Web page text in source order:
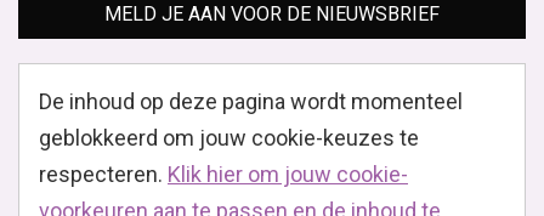
MELD JE AAN VOOR DE NIEUWSBRIEF
De inhoud op deze pagina wordt momenteel
geblokkeerd om jouw cookie-keuzes te
respecteren. Klik hier om jouw cookie-
voorkeuren aan te passen en de inhoud te